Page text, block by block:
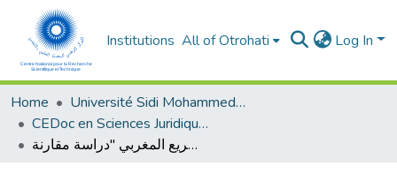
Institutions All of Otrohati Log In
Home
Université Sidi Mohammed Ben Abdellah - Fès
CEDoc en Sciences Juridiques, Economiques, Sociales, Chariaa et de Gestion (CED - SJESCG)
المرابحة في الفقه الإسلامي والتشريع المغربي "دراسة مقارنة"